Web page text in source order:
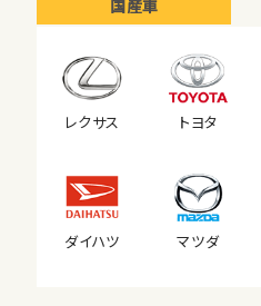
国産車
レクサス トヨタ
ダイハツ マツダ